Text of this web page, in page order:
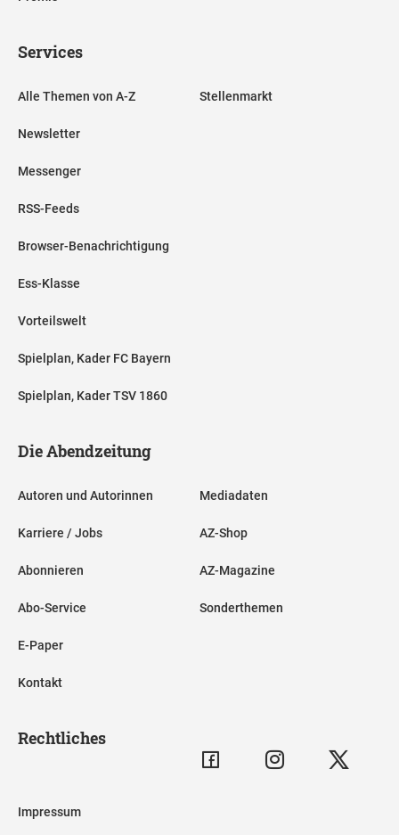
Services
Alle Themen von A-Z
Newsletter
Messenger
RSS-Feeds
Browser-Benachrichtigung
Ess-Klasse
Vorteilswelt
Spielplan, Kader FC Bayern
Spielplan, Kader TSV 1860
Stellenmarkt
Die Abendzeitung
Autoren und Autorinnen
Karriere / Jobs
Abonnieren
Abo-Service
E-Paper
Kontakt
Mediadaten
AZ-Shop
AZ-Magazine
Sonderthemen
Rechtliches
Impressum